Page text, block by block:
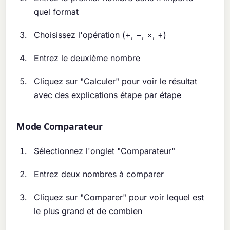
quel format
Choisissez l'opération (+, −, ×, ÷)
Entrez le deuxième nombre
Cliquez sur "Calculer" pour voir le résultat
avec des explications étape par étape
Mode Comparateur
Sélectionnez l'onglet "Comparateur"
Entrez deux nombres à comparer
Cliquez sur "Comparer" pour voir lequel est
le plus grand et de combien